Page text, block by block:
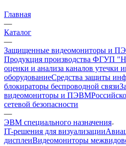
Главная
—
Каталог
—
Защищенные видеомониторы и
Продукция производства ФГУП
оценки и анализа каналов утечки
оборудованиеСредства защиты
блокираторы беспроводной связи
видеомониторы и ПЭВМ
сетевой безопасности
—
ЭВМ специального назначения
IT-решения для визуализации
дисплеиВидеомониторы